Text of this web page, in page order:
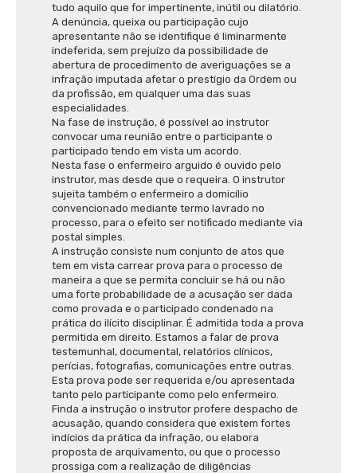
tudo aquilo que for impertinente, inútil ou dilatório.
A denúncia, queixa ou participação cujo
apresentante não se identifique é liminarmente
indeferida, sem prejuízo da possibilidade de
abertura de procedimento de averiguações se a
infração imputada afetar o prestígio da Ordem ou
da profissão, em qualquer uma das suas
especialidades.
Na fase de instrução, é possível ao instrutor
convocar uma reunião entre o participante o
participado tendo em vista um acordo.
Nesta fase o enfermeiro arguido é ouvido pelo
instrutor, mas desde que o requeira. O instrutor
sujeita também o enfermeiro a domicílio
convencionado mediante termo lavrado no
processo, para o efeito ser notificado mediante via
postal simples.
A instrução consiste num conjunto de atos que
tem em vista carrear prova para o processo de
maneira a que se permita concluir se há ou não
uma forte probabilidade de a acusação ser dada
como provada e o participado condenado na
prática do ilícito disciplinar. É admitida toda a prova
permitida em direito. Estamos a falar de prova
testemunhal, documental, relatórios clínicos,
perícias, fotografias, comunicações entre outras.
Esta prova pode ser requerida e/ou apresentada
tanto pelo participante como pelo enfermeiro.
Finda a instrução o instrutor profere despacho de
acusação, quando considera que existem fortes
indícios da prática da infração, ou elabora
proposta de arquivamento, ou que o processo
prossiga com a realização de diligências